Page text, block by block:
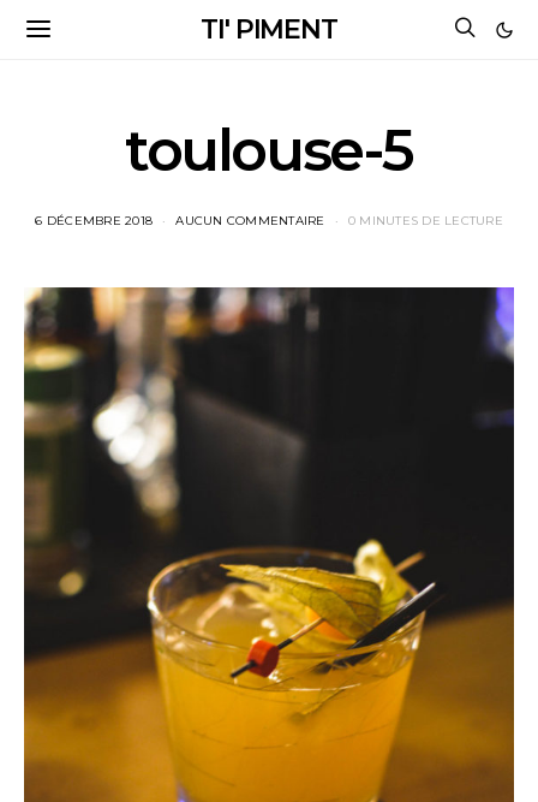
TI' PIMENT
toulouse-5
6 DÉCEMBRE 2018 AUCUN COMMENTAIRE 0 MINUTES DE LECTURE